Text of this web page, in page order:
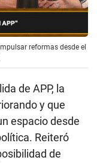
reformas desde el
de APP, la
y que
espacio desde
Reiteró
de